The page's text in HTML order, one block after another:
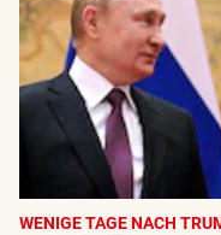
WENIGE TAGE NACH